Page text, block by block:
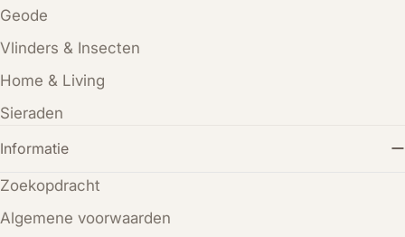
Geode
Vlinders & Insecten
Home & Living
Sieraden
Informatie
Zoekopdracht
Algemene voorwaarden